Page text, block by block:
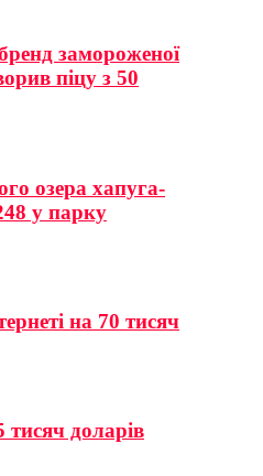
замороженої
піцу з 50
озера хапуга-
у парку
на 70 тисяч
доларів